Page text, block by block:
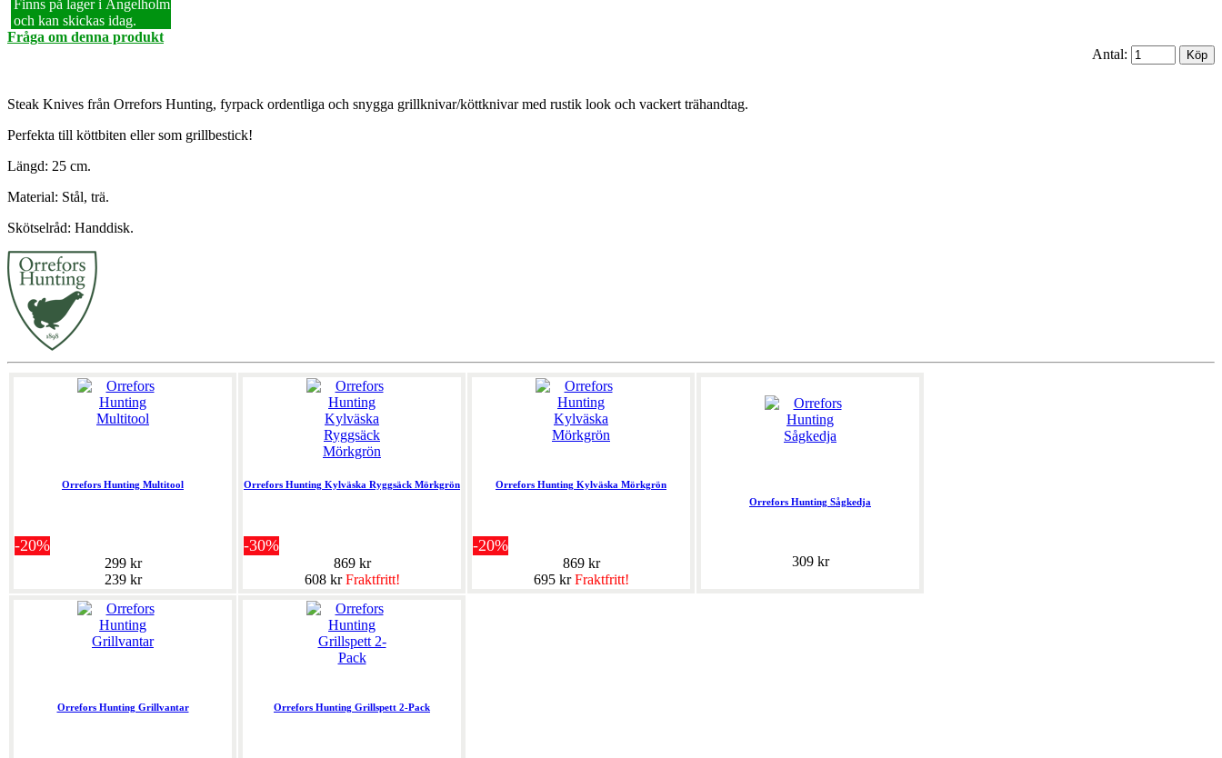
Finns på lager i Ängelholm
och kan skickas idag.
Fråga om denna produkt
Antal:
Steak Knives från Orrefors Hunting, fyrpack ordentliga och snygga grillknivar/köttknivar med rustik look och vackert trähandtag.
Perfekta till köttbiten eller som grillbestick!
Längd: 25 cm.
Material: Stål, trä.
Skötselråd: Handdisk.
Orrefors Hunting Multitool
-20%
299 kr
239 kr
Orrefors Hunting Kylväska Ryggsäck Mörkgrön
-30%
869 kr
608 krFraktfritt!
Orrefors Hunting Kylväska Mörkgrön
-20%
869 kr
695 krFraktfritt!
Orrefors Hunting Sågkedja
309 kr
Orrefors Hunting Grillvantar Orrefors Hunting Grillspett 2-Pack